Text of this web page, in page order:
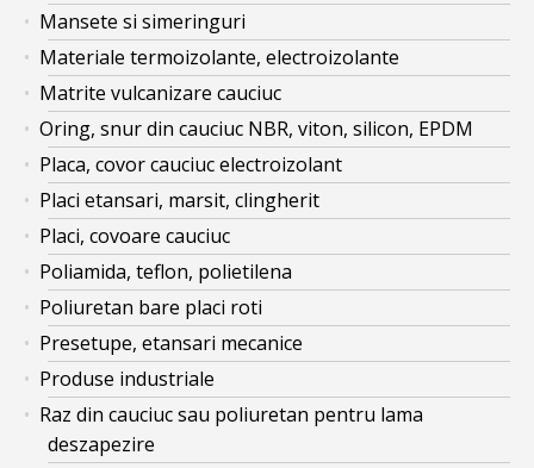
Mansete si simeringuri
Materiale termoizolante, electroizolante
Matrite vulcanizare cauciuc
Oring, snur din cauciuc NBR, viton, silicon, EPDM
Placa, covor cauciuc electroizolant
Placi etansari, marsit, clingherit
Placi, covoare cauciuc
Poliamida, teflon, polietilena
Poliuretan bare placi roti
Presetupe, etansari mecanice
Produse industriale
Raz din cauciuc sau poliuretan pentru lama
deszapezire